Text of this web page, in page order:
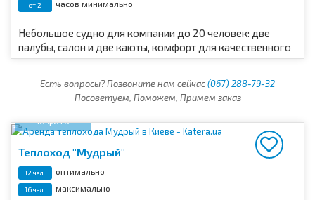
от 2 часов минимально
Небольшое судно для компании до 20 человек: две
палубы, салон и две каюты, комфорт для качественного
отдыха.
Есть вопросы? Позвоните нам сейчас(067) 288-79-32
Посоветуем, Поможем, Примем заказ
16 фото
Теплоход "Мудрый"
12 чел. оптимально
16 чел.
максимально